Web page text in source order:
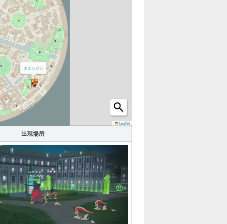
カエンジシ
Leaflet
出現場所